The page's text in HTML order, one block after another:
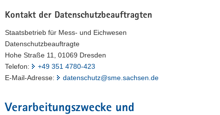
g
t
i
o
n
Kontakt der Datenschutzbeauftragten
Staatsbetrieb für Mess- und Eichwesen
Datenschutzbeauftragte
Hohe Straße 11, 01069 Dresden
Telefon:
+49 351 4780-423
E-Mail-Adresse:
datenschutz@sme.sachsen.de
Verarbeitungszwecke und